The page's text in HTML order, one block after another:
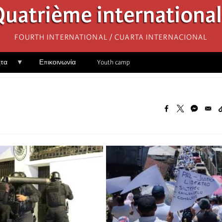
Fourth International / Cuarta Internacional
Επικοινωνία Youth camp